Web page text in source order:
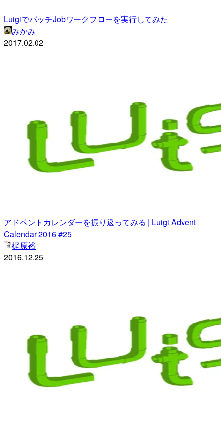
LuigiでバッチJobワークフローを実行してみた
みかみ
2017.02.02
アドベントカレンダーを振り返ってみる | Luigi Advent
Calendar 2016 #25
梶原裕
2016.12.25